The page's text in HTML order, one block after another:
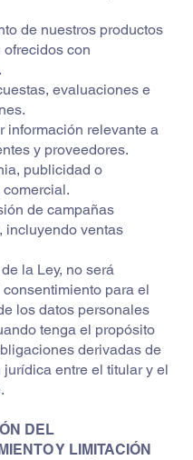
de nuestros productos
con
evaluaciones e
información relevante a
y proveedores.
publicidad o
de campañas
incluyendo ventas
la Ley, no será
para el
los datos personales
tenga el propósito
derivadas de
entre el titular y el
DEL
Y LIMITACIÓN